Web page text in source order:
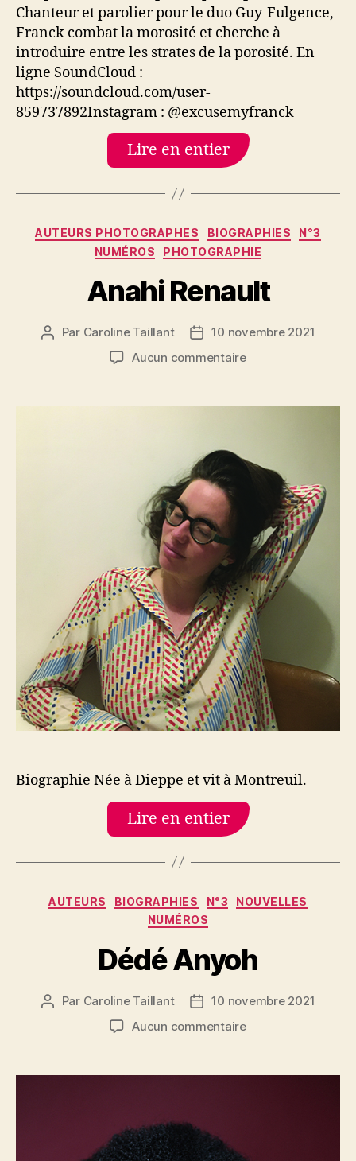
Chanteur et parolier pour le duo Guy-Fulgence,
Franck combat la morosité et cherche à
introduire entre les strates de la porosité. En
ligne SoundCloud :
https://soundcloud.com/user-
859737892Instagram : @excusemyfranck
Lire en entier
Catégories
AUTEURS PHOTOGRAPHES BIOGRAPHIES
N°3
NUMÉROS
PHOTOGRAPHIE
Anahi Renault
Auteur
Par Caroline Taillant
Date10 novembre 2021
Aucun commentairesur
Biographie Née à Dieppe et vit à Montreuil.
Lire en entier
Catégories
AUTEURS BIOGRAPHIES N°3
NOUVELLES
NUMÉROS
Dédé Anyoh
Auteur
Par Caroline Taillant
Date10 novembre 2021
Aucun commentairesur